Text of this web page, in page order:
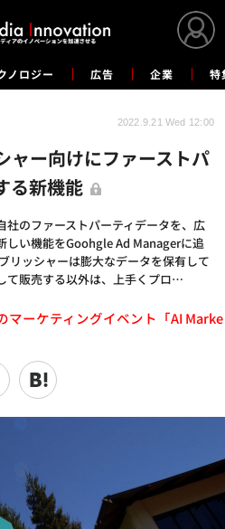
ノロジー 広告 企業 特
ャー向けにファーストパ
る新機能
のファーストパーティデータを、広
しい機能をGoohgle Ad Managerに追
リッシャーは膨大なデータを保有して
て販売する以外は、上手くプロ…
2022.9.21 Wed 12:00
マーケティングイベント「AI Marke